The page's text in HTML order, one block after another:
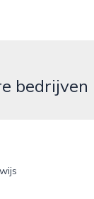
bedrijven